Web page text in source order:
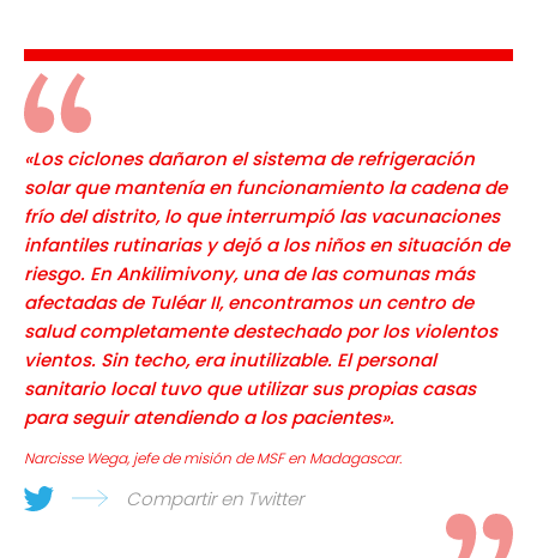
«Los ciclones dañaron el sistema de refrigeración
solar que mantenía en funcionamiento la cadena de
frío del distrito, lo que interrumpió las vacunaciones
infantiles rutinarias y dejó a los niños en situación de
riesgo. En Ankilimivony, una de las comunas más
afectadas de Tuléar II, encontramos un centro de
salud completamente destechado por los violentos
vientos. Sin techo, era inutilizable. El personal
sanitario local tuvo que utilizar sus propias casas
para seguir atendiendo a los pacientes».
Narcisse Wega, jefe de misión de MSF en Madagascar.
Compartir en Twitter